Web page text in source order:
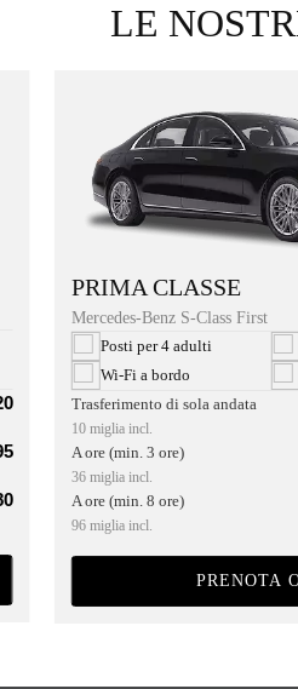
LE
PRIMA CLASSE
Mercedes-Benz S-Class First
Posti per 4 adulti
Wi-Fi a bordo
Trasferimento di sola andata
10 miglia incl.
A ore (min. 3 ore)
36 miglia incl.
A ore (min. 8 ore)
96 miglia incl.
PRENOTA